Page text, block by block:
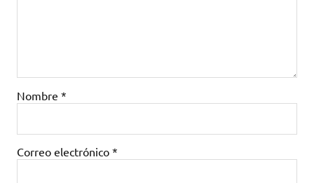
Nombre *
Correo electrónico *